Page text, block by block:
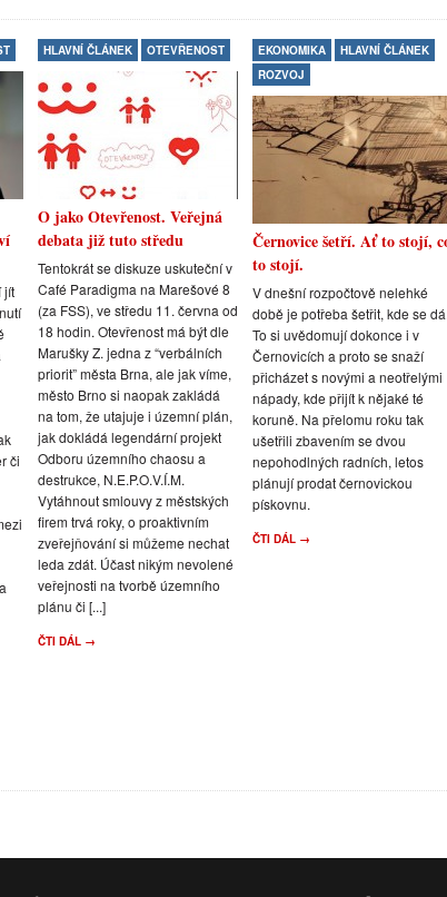
jít
či
HLAVNÍ ČLÁNEK OTEVŘENOST
O jako Otevřenost. Veřejná
debata již tuto středu
Tentokrát se diskuze uskuteční v
Café Paradigma na Marešové 8
(za FSS), ve středu 11. června od
18 hodin. Otevřenost má být dle
Marušky Z. jedna z “verbálních
priorit” města Brna, ale jak víme,
město Brno si naopak zakládá
na tom, že utajuje i územní plán,
jak dokládá legendární projekt
Odboru územního chaosu a
destrukce, N.E.P.O.V.Í.M.
Vytáhnout smlouvy z městských
firem trvá roky, o proaktivním
zveřejňování si můžeme nechat
leda zdát. Účast nikým nevolené
veřejnosti na tvorbě územního
plánu či [...]
ČTI DÁL →
EKONOMIKA
HLAVNÍ ČLÁNEK
ROZVOJ
Černovice šetří. Ať to stojí,
to stojí.
V dnešní rozpočtově nelehké
době je potřeba šetřit, kde se dá.
To si uvědomují dokonce i v
Černovicích a proto se snaží
přicházet s novými a neotřelými
nápady, kde přijít k nějaké té
koruně. Na přelomu roku tak
ušetřili zbavením se dvou
nepohodlných radních, letos
plánují prodat černovickou
pískovnu.
ČTI DÁL →